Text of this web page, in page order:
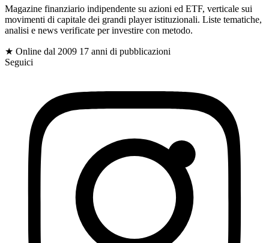
$
Magazine finanziario indipendente su azioni ed ETF, verticale sui
movimenti di capitale dei grandi player istituzionali. Liste tematiche,
analisi e news verificate per investire con metodo.
★ Online dal 2009 17 anni di pubblicazioni
Seguici